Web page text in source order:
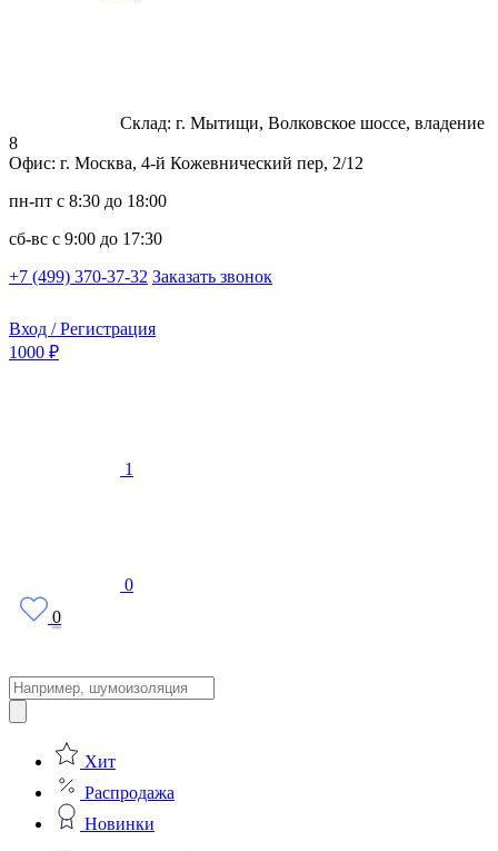
Склад: г. Мытищи, Волковское шоссе, владение
8
Офис: г. Москва, 4-й Кожевнический пер, 2/12
пн-пт с 8:30 до 18:00
сб-вс с 9:00 до 17:30
+7 (499) 370-37-32 Заказать звонок
Вход / Регистрация
1000 ₽
1
0
0
Поиск
товаров
Хит
Распродажа
Новинки